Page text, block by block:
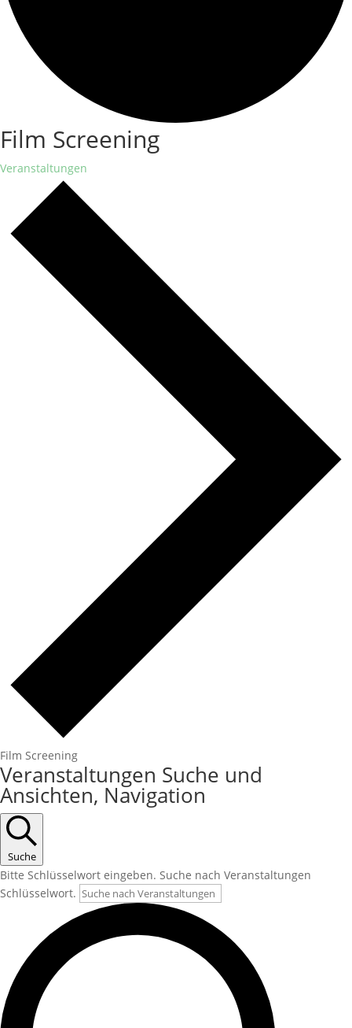
Film Screening
Veranstaltungen
Film Screening
Veranstaltungen Suche und
Ansichten, Navigation
Suche
Bitte Schlüsselwort eingeben. Suche nach Veranstaltungen
Schlüsselwort.